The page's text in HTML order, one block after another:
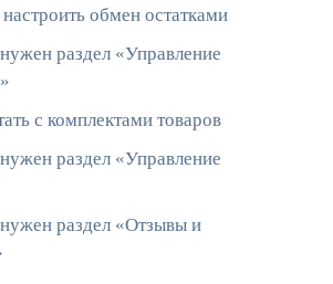
обмен остатками
раздел «Управление
с комплектами товаров
раздел «Управление
раздел «Отзывы и